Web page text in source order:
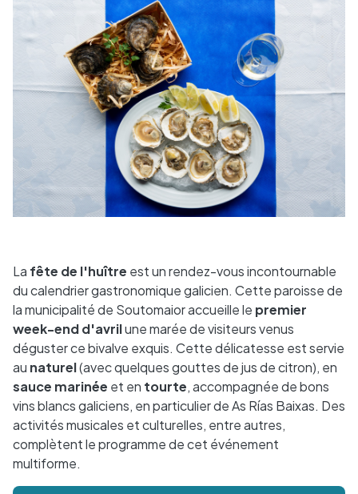
La fête de l'huître est un rendez-vous incontournable
du calendrier gastronomique galicien. Cette paroisse de
la municipalité de Soutomaior accueille le premier
week-end d'avrilune marée de visiteurs venus
déguster ce bivalve exquis. Cette délicatesse est servie
au naturel(avec quelques gouttes de jus de citron), en
sauce marinée et en tourte, accompagnée de bons
vins blancs galiciens, en particulier de As Rías Baixas. Des
activités musicales et culturelles, entre autres,
complètent le programme de cet événement
multiforme.